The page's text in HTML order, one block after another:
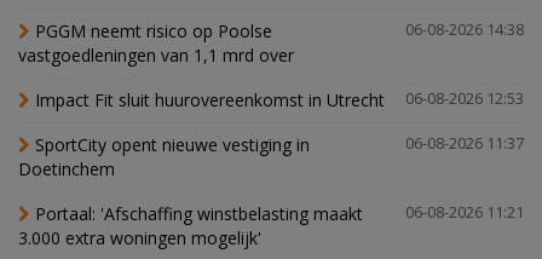
06-08-2026 14:38
PGGM neemt risico op Poolse
vastgoedleningen van 1,1 mrd over
06-08-2026 12:53
Impact Fit sluit huurovereenkomst in Utrecht
06-08-2026 11:37
SportCity opent nieuwe vestiging in
Doetinchem
06-08-2026 11:21
Portaal: 'Afschaffing winstbelasting maakt
3.000 extra woningen mogelijk'